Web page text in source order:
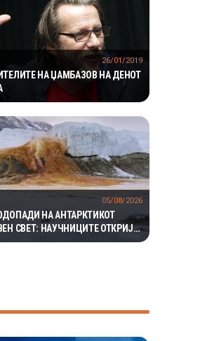
НА ЏАМБАЗОВ НА ДЕНОТ
26/01/2019
НА АНТАРКТИКОТ
СВЕТ: НАУЧНИЦИТЕ ОТКРИЈА
ПОВЕЌЕ ОД 1,5
05/08/2026